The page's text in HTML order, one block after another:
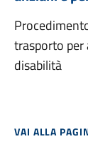
trasporto per
disabilità
VAI ALLA